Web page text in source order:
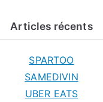
Articles récents
SPARTOO
SAMEDIVIN
UBER EATS